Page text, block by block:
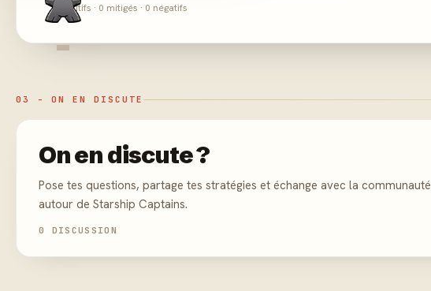
-
0 positifs · 0 mitigés · 0 négatifs
03 - ON EN DISCUTE
On en discute ?
Pose tes questions, partage tes stratégies et échange avec la communauté
autour de Starship Captains.
0 DISCUSSION